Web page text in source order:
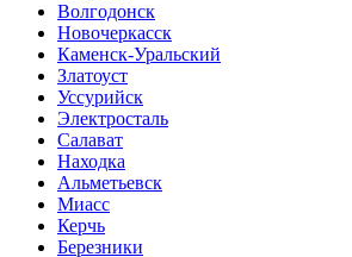
Волгодонск
Новочеркасск
Каменск-Уральский
Златоуст
Уссурийск
Электросталь
Салават
Находка
Альметьевск
Миасс
Керчь
Березники